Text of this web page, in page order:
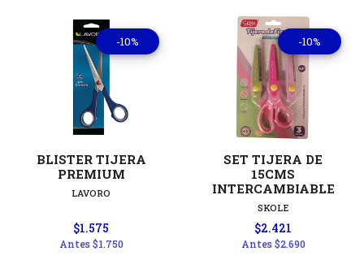
-10%
BLISTER TIJERA
PREMIUM
LAVORO
$1.575
Antes$1.750
-10%
SET TIJERA DE
15CMS
INTERCAMBIABLE
SKOLE
$2.421
Antes$2.690